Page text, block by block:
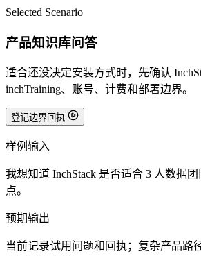
Selected Scenario
产品知识库问答
适合还没决定安装方式时，先确认
inchTraining、账号、计费和部署边界。
登记边界回执
样例输入
我想知道 InchStack 是否适合 3 人数据
点。
预期输出
当前记录试用问题和回执；复杂产品路